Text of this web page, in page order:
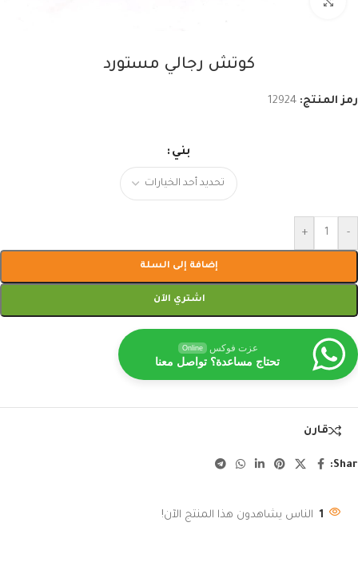
كوتش رجالي مستورد
رمز المنتج: 12924
بني
-
+
إضافة إلى السلة
اشتري الآن
عزت فوكس Online
تحتاج مساعدة؟ تواصل معنا
قارن
1 الناس يشاهدون هذا المنتج الآن!